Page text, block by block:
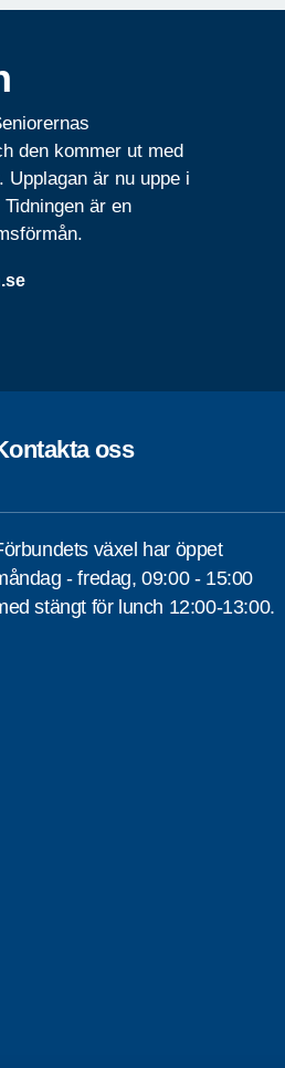
den kommer ut med
Upplagan är nu uppe i
är en
oss
växel har öppet
- fredag, 09:00 - 15:00
stängt för lunch 12:00-13:00.